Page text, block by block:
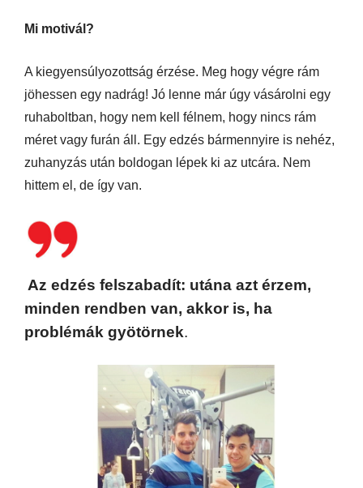
Mi motivál?
A kiegyensúlyozottság érzése. Meg hogy végre rám
jöhessen egy nadrág! Jó lenne már úgy vásárolni egy
ruhaboltban, hogy nem kell félnem, hogy nincs rám
méret vagy furán áll. Egy edzés bármennyire is nehéz,
zuhanyzás után boldogan lépek ki az utcára. Nem
hittem el, de így van.
Az edzés felszabadít: utána azt érzem,
minden rendben van, akkor is, ha
problémák gyötörnek.